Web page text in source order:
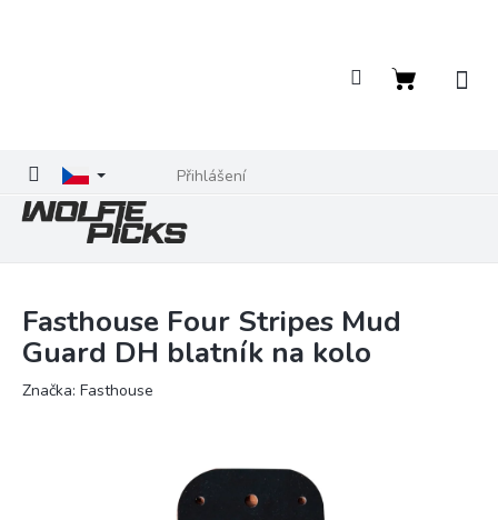
Přihlášení
Nákupní
Fasthouse Four Stripes Mud
Guard DH blatník na kolo
Značka: Fasthouse